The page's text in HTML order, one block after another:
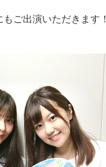
ご出演いただきます！